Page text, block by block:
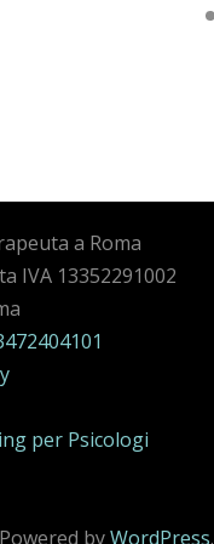
a Roma
IVA 13352291002
per Psicologi
byWordPress.